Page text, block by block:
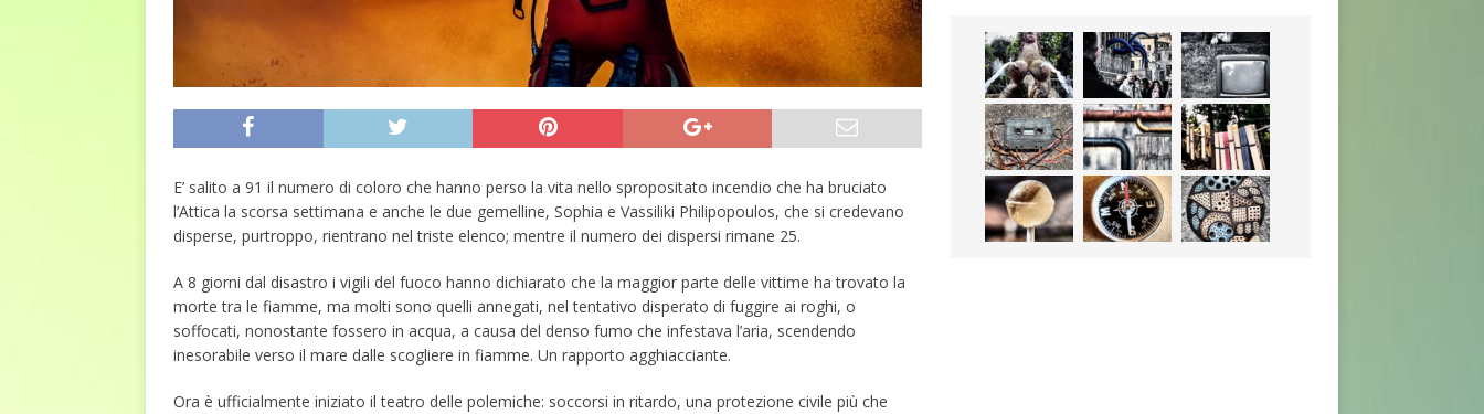
E’ salito a 91 il numero di coloro che hanno perso la vita nello spropositato incendio che ha bruciato
l’Attica la scorsa settimana e anche le due gemelline, Sophia e Vassiliki Philipopoulos, che si credevano
disperse, purtroppo, rientrano nel triste elenco; mentre il numero dei dispersi rimane 25.
A 8 giorni dal disastro i vigili del fuoco hanno dichiarato che la maggior parte delle vittime ha trovato la
morte tra le fiamme, ma molti sono quelli annegati, nel tentativo disperato di fuggire ai roghi, o
soffocati, nonostante fossero in acqua, a causa del denso fumo che infestava l’aria, scendendo
inesorabile verso il mare dalle scogliere in fiamme. Un rapporto agghiacciante.
Ora è ufficialmente iniziato il teatro delle polemiche: soccorsi in ritardo, una protezione civile più che